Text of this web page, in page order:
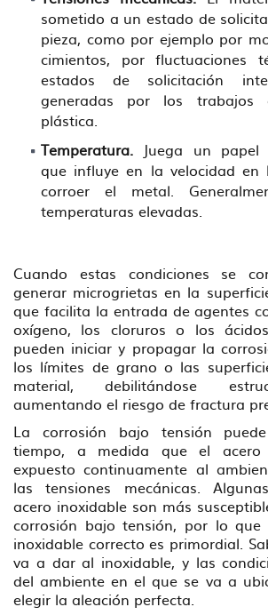
sometido a un estado de
pieza, como por ejemplo por
cimientos, por fluctuaciones
estados de solicitación
generadas por los trabajos
plástica.
Temperatura. Juega un papel
que influye en la velocidad en
corroer el metal.
temperaturas elevadas.
Cuando estas condiciones se
generar microgrietas en la
que facilita la entrada de agentes
oxígeno, los cloruros o los
pueden iniciar y propagar la
los límites de grano o las
material, debilitándose
aumentando el riesgo de fractura
La corrosión bajo tensión
tiempo, a medida que el acero
expuesto continuamente al
las tensiones mecánicas.
acero inoxidable son más
corrosión bajo tensión, por lo
inoxidable correcto es primordial.
va a dar al inoxidable, y las
del ambiente en el que se va a
elegir la aleación perfecta.